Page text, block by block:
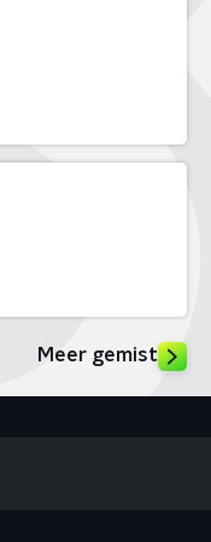
Meer gemist